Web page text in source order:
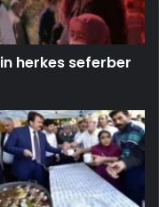
herkes seferber